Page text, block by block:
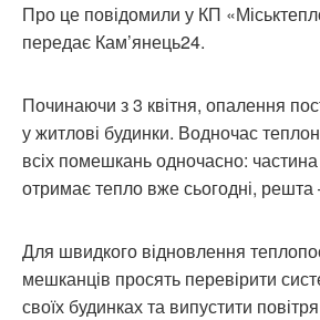
Про це повідомили у КП
передає Кам’янець24.
Починаючи з 3 квітня, опалення
у житлові будинки. Водночас
всіх помешкань одночасно: частина
отримає тепло вже сьогодні, решта
Для швидкого відновлення
мешканців просять перевірити
своїх будинках та випустити